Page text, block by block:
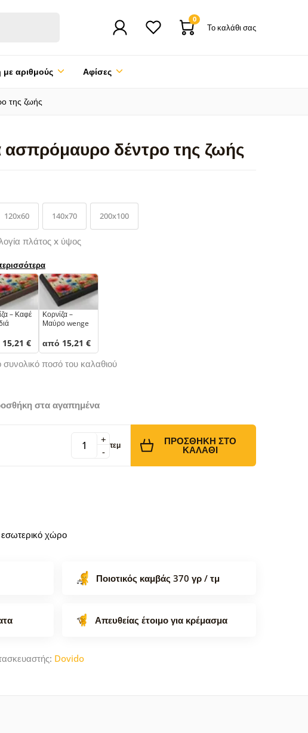
0
Το καλάθι σας
αριθμούς Αφίσες
της ζωής
ασπρόμαυρο δέντρο της ζωής
120x60 140x70 200x100
πλάτος x ύψος
– Καφέ
€
Κορνίζα –
Μαύρο wenge
από 15,21 €
ποσό του καλαθιού
στα αγαπημένα
-
+ τεμ ΠΡΟΣΘΉΚΗ ΣΤΟ
ΚΑΛΆΘΙ
εσωτερικό χώρο
Ποιοτικός καμβάς 370 γρ / τμ
Απευθείας έτοιμο για κρέμασμα
Dovido